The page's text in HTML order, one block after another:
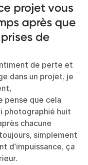
projet vous
après que
de
de perte et
dans un projet, je
pense que cela
photographié huit
chacune
simplement
d’impuissance, ça